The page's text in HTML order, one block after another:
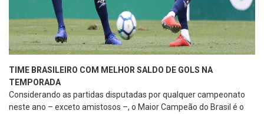
TIME BRASILEIRO COM MELHOR SALDO DE GOLS NA
TEMPORADA
Considerando as partidas disputadas por qualquer campeonato
neste ano – exceto amistosos –, o Maior Campeão do Brasil é o